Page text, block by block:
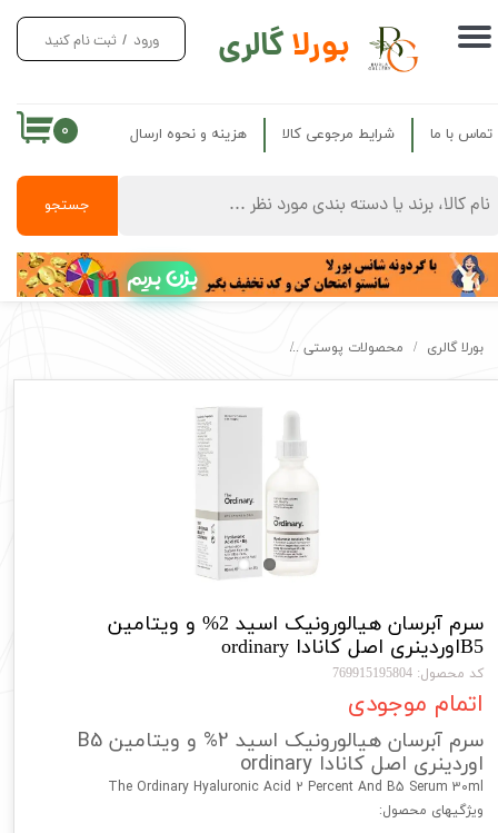
بورلاگالری
جستجو
ورود / ثبت نام کنید
حساب کاربری من
سفارشات
خروج از حساب کاربری
۰ تماس با ما شرایط مرجوعی کالا هزینه و نحوه ارسال
بزن بریم
بورلا گالری محصولات پوستی
سرم آبرسان هیالورونیک اسید 2% و ویتامین
B5‌اوردینری اصل کانادا ordinary
کد محصول: 769915195804
اتمام موجودی
سرم آبرسان هیالورونیک اسید 2% و ویتامین B5
اوردینری اصل کانادا ordinary
The Ordinary Hyaluronic Acid 2 Percent And B5 Serum 30ml
ویژگیهای محصول: